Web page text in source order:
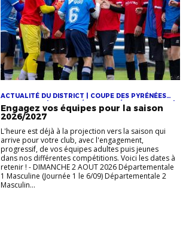
ACTUALITÉ DU DISTRICT | COUPE DES PYRÉNÉES
INTERSPORT | COUPE FÉMININE CRÉDIT AGRICOLE |
COUPES JEUNES | COUPES SÉNIORS |
DÉPARTEMENTALE 1 | FESTIVAL FOOT U13 PITCH |
FOOT ANIMATION | FOOT FÉMININ
Engagez vos équipes pour la saison
2026/2027
L'heure est déjà à la projection vers la saison qui
arrive pour votre club, avec l'engagement,
progressif, de vos équipes adultes puis jeunes
dans nos différentes compétitions. Voici les dates à
retenir ! - DIMANCHE 2 AOUT 2026 Départementale
1 Masculine (Journée 1 le 6/09) Départementale 2
Masculin...